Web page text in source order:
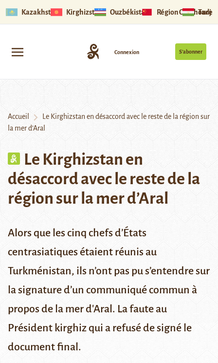
Kazakhstan Kirghizstan Ouzbékistan Région Ouïghoure
S’abonner
Connexion
Accueil
Le Kirghizstan en désaccord avec le reste de la région sur
la mer d’Aral
Le Kirghizstan en
désaccord avec le reste de la
région sur la mer d’Aral
Alors que les cinq chefs d’États
centrasiatiques étaient réunis au
Turkménistan, ils n’ont pas pu s’entendre sur
la signature d’un communiqué commun à
propos de la mer d'Aral. La faute au
Président kirghiz qui a refusé de signé le
document final.